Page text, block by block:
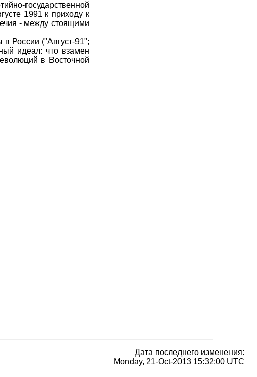
государственной
1991 к приходу к
- между стоящими
России ("Август-91";
идеал: что взамен
в Восточной
Дата последнего изменения:
Monday, 21-Oct-2013 15:32:00 UTC